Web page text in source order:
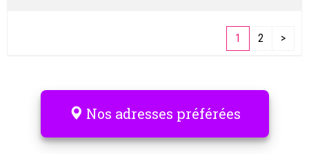
1 2 >
Nos adresses préférées